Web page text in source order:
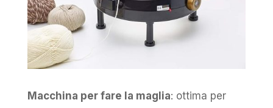
Macchina per fare la maglia: ottima per